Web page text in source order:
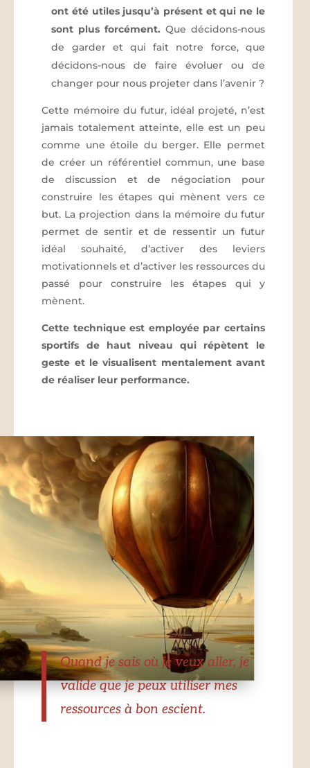
ont été utiles jusqu’à présent et qui ne le
sont plus forcément. Que décidons-nous
de garder et qui fait notre force, que
décidons-nous de faire évoluer ou de
changer pour nous projeter dans l’avenir ?
Cette mémoire du futur, idéal projeté, n’est
jamais totalement atteinte, elle est un peu
comme une étoile du berger. Elle permet
de créer un référentiel commun, une base
de discussion et de négociation pour
construire les étapes qui mènent vers ce
but. La projection dans la mémoire du futur
permet de sentir et de ressentir un futur
idéal souhaité, d’activer des leviers
motivationnels et d’activer les ressources du
passé pour construire les étapes qui y
mènent.
Cette technique est employée par certains
sportifs de haut niveau qui répètent le
geste et le visualisent mentalement avant
de réaliser leur performance.
Quand je sais où je veux aller, je
valide que je peux utiliser mes
ressources à bon escient.